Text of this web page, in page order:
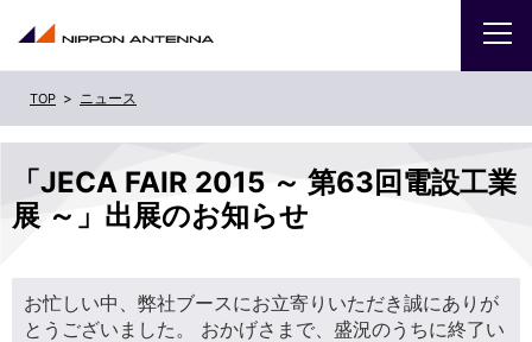
「JECA FAIR 2015 ～ 第63回電設工業
展 ～」出展のお知らせ
お忙しい中、弊社ブースにお立寄りいただき誠にありが
とうございました。 おかげさまで、盛況のうちに終了い
ニュース
IR
商品・サービス